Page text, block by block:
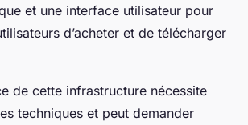
et une interface utilisateur pour
d’acheter et de télécharger
de cette infrastructure nécessite
techniques et peut demander